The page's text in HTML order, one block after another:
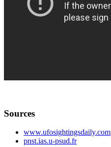
Sources
www.ufosightingsdaily.com
pnst.ias.u-psud.fr